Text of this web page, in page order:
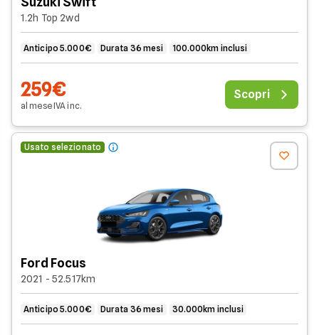
1.2h Top 2wd
Anticipo 5.000€ Durata 36 mesi 100.000km inclusi
259€
al meseIVAinc.
Scopri
Usato selezionato
Ford Focus
2021 - 52.517km
Anticipo 5.000€ Durata 36 mesi 30.000km inclusi